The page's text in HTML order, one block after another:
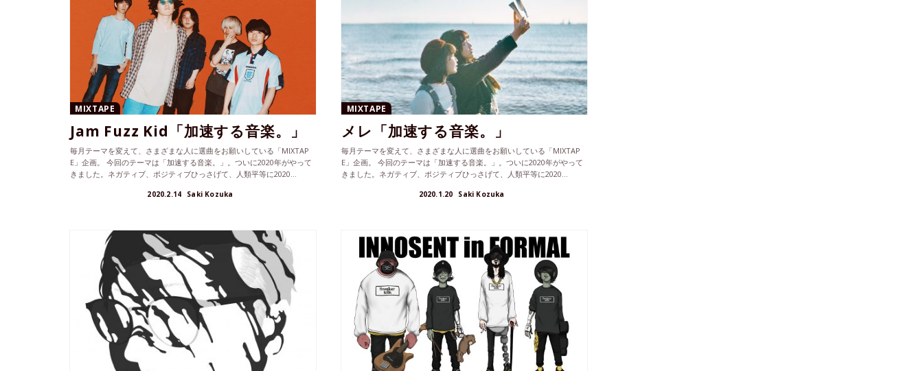
MIXTAPE
Jam Fuzz Kid「加速する音楽。」
毎月テーマを変えて、さまざまな人に選曲をお願いしている「MIXTAP
E」企画。 今回のテーマは「加速する音楽。」。ついに2020年がやって
きました。ネガティブ、ポジティブひっさげて、人類平等に2020...
2020.2.14 Saki Kozuka
MIXTAPE
メレ「加速する音楽。」
毎月テーマを変えて、さまざまな人に選曲をお願いしている「MIXTAP
E」企画。 今回のテーマは「加速する音楽。」。ついに2020年がやって
きました。ネガティブ、ポジティブひっさげて、人類平等に2020...
2020.1.20 Saki Kozuka